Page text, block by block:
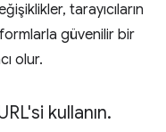
tarayıcıların
güvenilir bir
olur.
kullanın.